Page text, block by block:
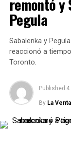
Los otros cinco
Piracicaba, en
Concepción,
México;
Federico
RELATED TOPICS:
CHALLENGER DE
UP NEXT
remontó y
Pegula
Sabalenka y
reaccionó a
Toronto.
Published 4
By La